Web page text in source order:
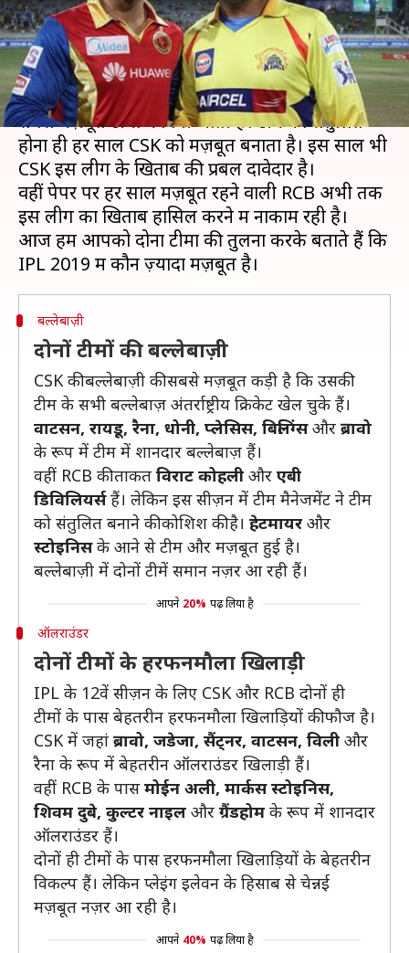
लेखन मोहम्मद वाहिद Feb 15, 2019 12:54 pm
क्या है खबर?
IPL के इतिहास में चेन्नई सुपर किंग्स (CSK) हर साल
सबसे मज़बूत टीमों में गिनी जाती है। टीम का संतुलित
होना ही हर साल CSK को मज़बूत बनाता है। इस साल भी
CSK इस लीग के खिताब की प्रबल दावेदार है।
वहीं पेपर पर हर साल मज़बूत रहने वाली RCB अभी तक
इस लीग का खिताब हासिल करने में नाकाम रही है।
आज हम आपको दोनों टीमों की तुलना करके बताते हैं कि
बल्लेबाज़ी
दोनों टीमों की बल्लेबाज़ी
CSK की बल्लेबाज़ी की सबसे मज़बूत कड़ी है कि उसकी
टीम के सभी बल्लेबाज़ अंतर्राष्ट्रीय क्रिकेट खेल चुके हैं।
वाटसन, रायडू, रैना, धोनी, प्लेसिस, बिलिंग्सऔर ब्रावो
के रूप में टीम में शानदार बल्लेबाज़ हैं।
वहीं RCB की ताकत विराट कोहली और एबी
डिविलियर्सहैं। लेकिन इस सीज़न में टीम मैनेजमेंट ने टीम
को संतुलित बनाने की कोशिश की है। हेटमायर और
स्टोइनिसके आने से टीम और मज़बूत हुई है।
बल्लेबाज़ी में दोनों टीमें समान नज़र आ रही हैं।
आपने 20% पढ़ लिया है
ऑलराउंडर
दोनों टीमों के हरफनमौला खिलाड़ी
IPL के 12वें सीज़न के लिए CSK और RCB दोनों ही
टीमों के पास बेहतरीन हरफनमौला खिलाड़ियों की फौज है।
CSK में जहां ब्रावो, जडेजा, सैंट्नर, वाटसन, विली और
रैना के रूप में बेहतरीन ऑलराउंडर खिलाड़ी हैं।
वहीं RCB के पासमोईन अली, मार्कस स्टोइनिस,
शिवम दुबे, कुल्टर नाइल और ग्रैंडहोम के रूप में शानदार
ऑलराउंडर हैं।
दोनों ही टीमों के पास हरफनमौला खिलाड़ियों के बेहतरीन
विकल्प हैं। लेकिन प्लेइंग इलेवन के हिसाब से चेन्नई
मज़बूत नज़र आ रही है।
आपने 40% पढ़ लिया है